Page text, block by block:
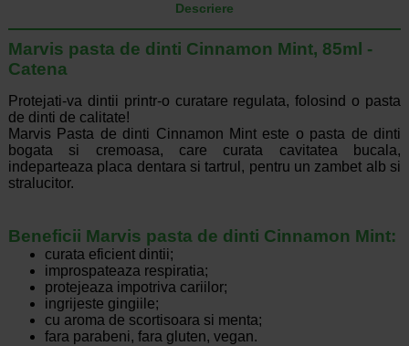
Descriere
Marvis pasta de dinti Cinnamon Mint, 85ml -
Catena
Protejati-va dintii printr-o curatare regulata, folosind o pasta
de dinti de calitate!
Marvis Pasta de dinti Cinnamon Mint este o pasta de dinti
bogata si cremoasa, care curata cavitatea bucala,
indeparteaza placa dentara si tartrul, pentru un zambet alb si
stralucitor.
Beneficii Marvis pasta de dinti Cinnamon Mint:
curata eficient dintii;
improspateaza respiratia;
protejeaza impotriva cariilor;
ingrijeste gingiile;
cu aroma de scortisoara si menta;
fara parabeni, fara gluten, vegan.